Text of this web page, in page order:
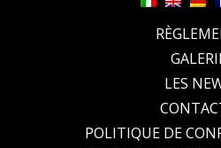
LES
POLITIQUE DE